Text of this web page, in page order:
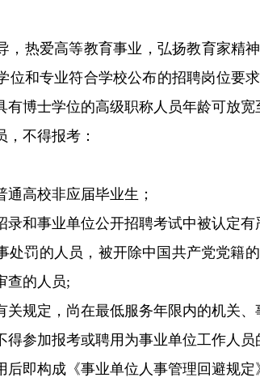
，热爱高等教育事业，弘扬教育家精
位和专业符合学校公布的招聘岗位要
博士学位的高级职称人员年龄可放宽
不得报考：
通高校非应届毕业生；
录和事业单位公开招聘考试中被认定
处罚的人员，被开除中国共产党党
查的人员;
关规定，尚在最低服务年限内的机关
得参加报考或聘用为事业单位工作人员
后即构成《事业单位人事管理回避规定